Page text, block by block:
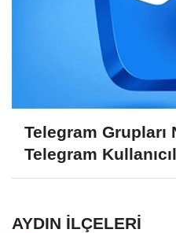
Telegram Grupları
Telegram
AYDIN İLÇELERI